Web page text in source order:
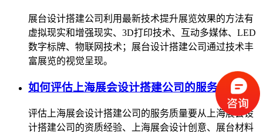
展台设计搭建公司利用最新技术提升展览效果的方法有
虚拟现实和增强现实、3D打印技术、互动多媒体、LED
数字标牌、物联网技术；展台设计搭建公司通过技术丰
富展览的视觉呈现。
如何评估上海展会设计搭建公司的服务质量？
评估上海展会设计搭建公司的服务质量要从上海展会设
计搭建公司的资质经验、上海展会设计创意、展台材料